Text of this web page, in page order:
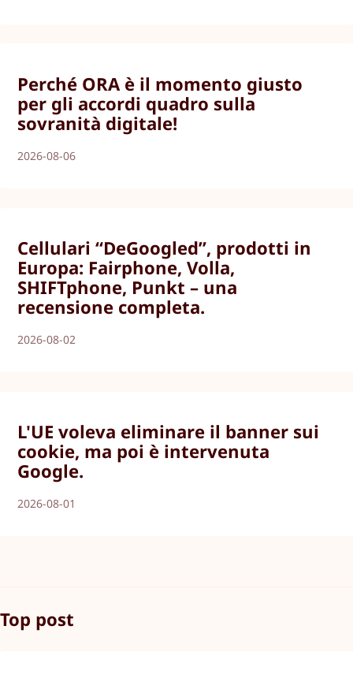
Perché ORA è il momento giusto
per gli accordi quadro sulla
sovranità digitale!
2026-08-06
Cellulari “DeGoogled”, prodotti in
Europa: Fairphone, Volla,
SHIFTphone, Punkt – una
recensione completa.
2026-08-02
L'UE voleva eliminare il banner sui
cookie, ma poi è intervenuta
Google.
2026-08-01
Top post